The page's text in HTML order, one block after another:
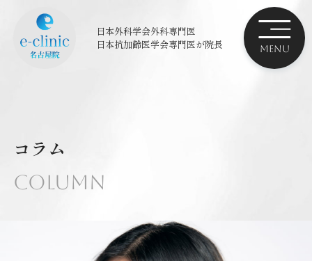
日本外科学会外科専門医
日本抗加齢医学会専門医が院長
コラム
Column